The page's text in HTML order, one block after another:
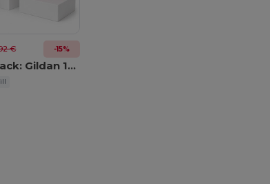
€ -15%
Essentials-Pack: Gildan 18500 Hoodie + 5000 T-Shirt + Westford Mill Tote Bag